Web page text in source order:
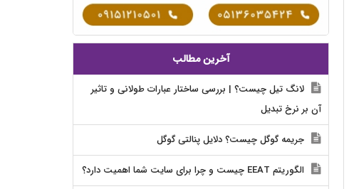
آخرین مطالب
لانگ تیل چیست؟ | بررسی ساختار عبارات طولانی و تاثیر
آن بر نرخ تبدیل
جریمه گوگل چیست؟ دلایل پنالتی گوگل
الگوریتم EEAT چیست و چرا برای سایت شما اهمیت دارد؟